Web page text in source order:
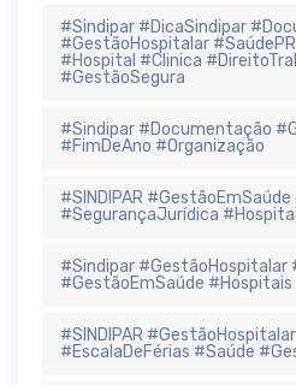
#Sindipar #DicaSindipar
#GestãoHospitalar
#Hospital #Clinica
#GestãoSegura
#Sindipar #Documentação
#FimDeAno #Organização
#SINDIPAR
#SegurançaJurídica
#Sindipar #GestãoHospitalar
#GestãoEmSaúde
#SINDIPAR
#EscalaDeFérias #Saúde